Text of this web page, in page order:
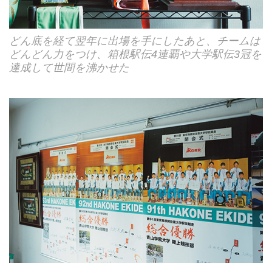
どん底を経て翌年に出場を手にしたあと、チームは
どんどん力をつけ、箱根駅伝4連覇や大学駅伝3冠を
達成して世間を沸かせた